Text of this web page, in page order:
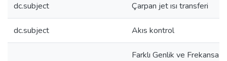
dc.subject Çarpan jet ısı transferi
dc.subject Akıs kontrol
Farklı Genlik ve Frekansa